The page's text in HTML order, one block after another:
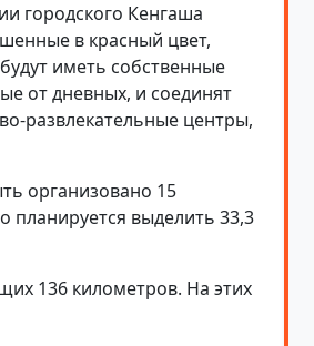
городского Кенгаша
в красный цвет,
иметь собственные
от дневных, и соединят
развлекательные центры,
организовано 15
планируется выделить 33,3
136 километров. На этих